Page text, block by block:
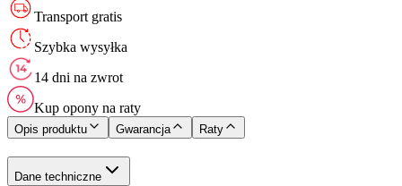
Transport gratis
Szybka wysyłka
14 dni na zwrot
Kup opony na raty
Opis produktu Gwarancja Raty
Dane techniczne